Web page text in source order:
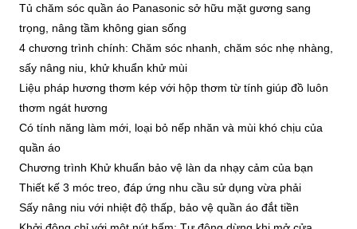
Tủ chăm sóc quần áo Panasonic sở hữu mặt gương sang
trọng, nâng tầm không gian sống
4 chương trình chính: Chăm sóc nhanh, chăm sóc nhẹ nhàng,
sấy nâng niu, khử khuẩn khử mùi
Liệu pháp hương thơm kép với hộp thơm từ tính giúp đồ luôn
thơm ngát hương
Có tính năng làm mới, loại bỏ nếp nhăn và mùi khó chịu của
quần áo
Chương trình Khử khuẩn bảo vệ làn da nhạy cảm của bạn
Thiết kế 3 móc treo, đáp ứng nhu cầu sử dụng vừa phải
Sấy nâng niu với nhiệt độ thấp, bảo vệ quần áo đắt tiền